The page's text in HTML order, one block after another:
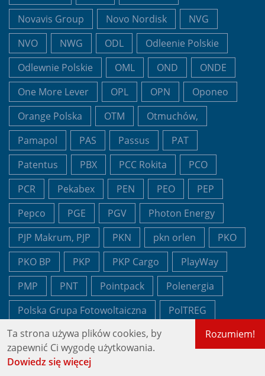
Novavis Group
Novo Nordisk
NVG
NVO
NWG ODL
Odleenie Polskie
Odlewnie Polskie
OML OND
ONDE
One More Lever
OPL OPN
Oponeo
Orange Polska
OTM
Otmuchów,
Pamapol
PAS Passus
PAT
Patentus
PBX PCC Rokita
PCO
PCR
Pekabex PEN PEO
PEP
Pepco
PGE PGV
Photon Energy
PJP Makrum, PJP
PKN pkn orlen
PKO
PKO BP
PKP PKP Cargo
PlayWay
PMP
PNT Pointpack
Polenergia
Polska Grupa Fotowoltaiczna
PolTREG
pomysł na zysk
portfel PTG
PUR
Pure Biologics
Rozumiem!
Ta strona używa plików cookies, by
zapewnić Ci wygodę użytkowania.
Dowiedz się więcej